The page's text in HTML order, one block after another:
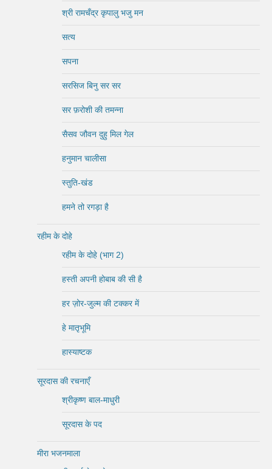
श्री रामचँद्र कृपालु भजु मन
सत्य
सपना
सरसिज बिनु सर सर
सर फ़रोशी की तमन्ना
सैसव जौवन दुहु मिल गेल
हनुमान चालीसा
स्तुति-खंड
हमने तो रगड़ा है
रहीम के दोहे
रहीम के दोहे (भाग 2)
हस्ती अपनी होबाब की सी है
हर ज़ोर-जुल्म की टक्कर में
हे मातृभूमि
हास्याष्टक
सूरदास की रचनाएँ
श्रीकृष्ण बाल-माधुरी
सूरदास के पद
मीरा भजनमाला